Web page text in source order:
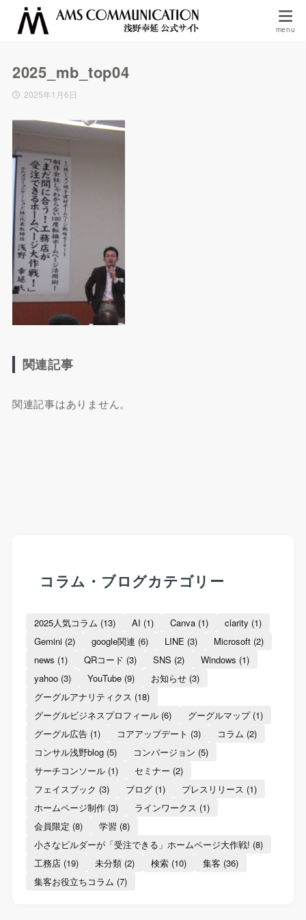
2025_mb_top04
2025年1月6日
関連記事
関連記事はありません。
コラム・ブログカテゴリー
2025人気コラム (13) AI (1) Canva(1) clarity (1)
Gemini(2) google関連 (6) LINE (3) Microsoft(2)
news (1) QRコード (3) SNS (2) Windows (1)
yahoo(3) YouTube(9) お知らせ(3)
グーグルアナリティクス (18)
グーグルビジネスプロフィール(6) グーグルマップ(1)
グーグル広告(1) コアアップデート (3) コラム (2)
コンサル浅野blog(5) コンバージョン (5)
サーチコンソール(1) セミナー (2)
フェイスブック (3) ブログ(1) プレスリリース (1)
ホームページ制作(3) ラインワークス (1)
会員限定 (8) 学習 (8)
小さなビルダーが「受注できる」ホームページ大作戦! (8)
工務店(19) 未分類(2) 検索(10) 集客 (36)
集客お役立ちコラム (7)